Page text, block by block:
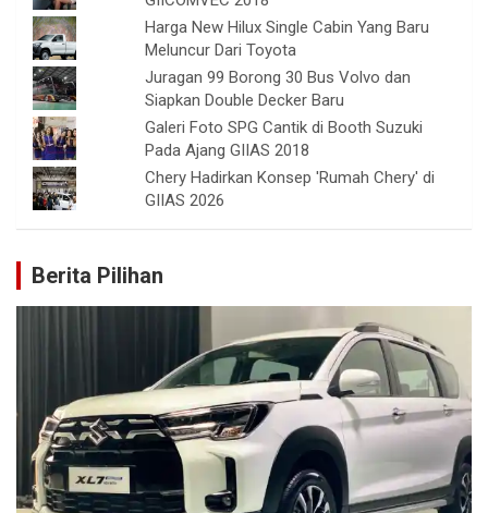
Harga New Hilux Single Cabin Yang Baru
Meluncur Dari Toyota
Juragan 99 Borong 30 Bus Volvo dan
Siapkan Double Decker Baru
Galeri Foto SPG Cantik di Booth Suzuki
Pada Ajang GIIAS 2018
Chery Hadirkan Konsep 'Rumah Chery' di
GIIAS 2026
Berita Pilihan